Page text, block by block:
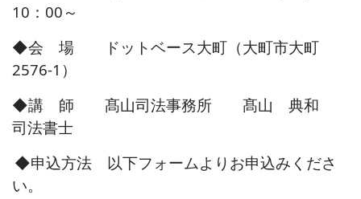
10：00～
◆会 場 ドットベース大町（大町市大町
2576-1）
◆講 師 髙山司法事務所 髙山 典和
司法書士
◆申込方法 以下フォームよりお申込みくださ
い。